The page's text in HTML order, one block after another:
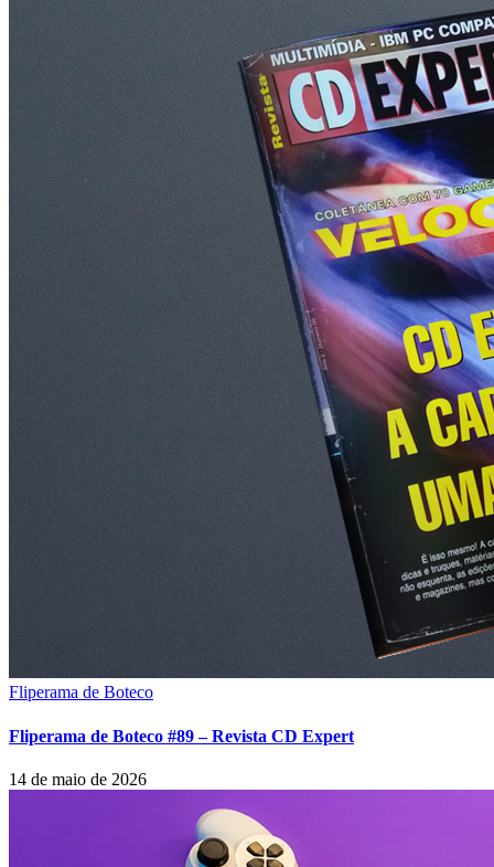
Fliperama de Boteco
Fliperama de Boteco #89 – Revista CD Expert
14 de maio de 2026